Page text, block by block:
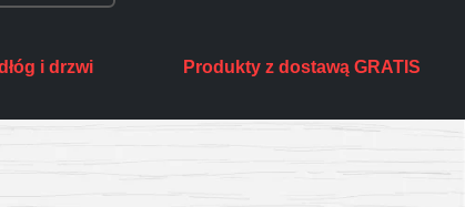
i drzwi Produkty z dostawą GRATIS